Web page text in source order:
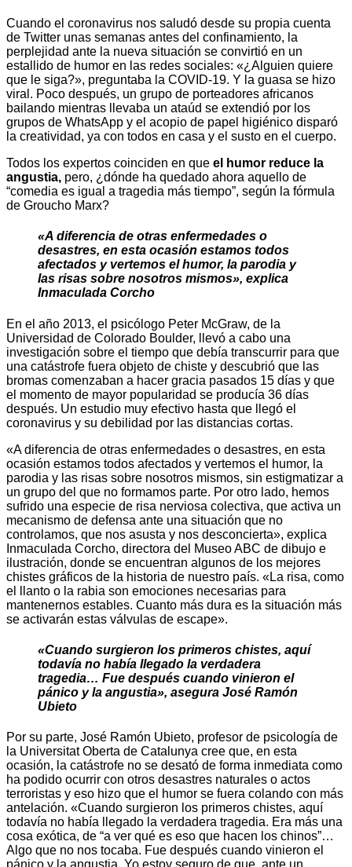
Cuando el coronavirus nos saludó desde su propia cuenta
de Twitter unas semanas antes del confinamiento, la
perplejidad ante la nueva situación se convirtió en un
estallido de humor en las redes sociales: «¿Alguien quiere
que le siga?», preguntaba la COVID-19. Y la guasa se hizo
viral. Poco después, un grupo de porteadores africanos
bailando mientras llevaba un ataúd se extendió por los
grupos de WhatsApp y el acopio de papel higiénico disparó
la creatividad, ya con todos en casa y el susto en el cuerpo.
Todos los expertos coinciden en que el humor reduce la
angustia, pero, ¿dónde ha quedado ahora aquello de
“comedia es igual a tragedia más tiempo”, según la fórmula
de Groucho Marx?
«A diferencia de otras enfermedades o
desastres, en esta ocasión estamos todos
afectados y vertemos el humor, la parodia y
las risas sobre nosotros mismos», explica
Inmaculada Corcho
En el año 2013, el psicólogo Peter McGraw, de la
Universidad de Colorado Boulder, llevó a cabo una
investigación sobre el tiempo que debía transcurrir para que
una catástrofe fuera objeto de chiste y descubrió que las
bromas comenzaban a hacer gracia pasados 15 días y que
el momento de mayor popularidad se producía 36 días
después. Un estudio muy efectivo hasta que llegó el
coronavirus y su debilidad por las distancias cortas.
«A diferencia de otras enfermedades o desastres, en esta
ocasión estamos todos afectados y vertemos el humor, la
parodia y las risas sobre nosotros mismos, sin estigmatizar a
un grupo del que no formamos parte. Por otro lado, hemos
sufrido una especie de risa nerviosa colectiva, que activa un
mecanismo de defensa ante una situación que no
controlamos, que nos asusta y nos desconcierta», explica
Inmaculada Corcho, directora del Museo ABC de dibujo e
ilustración, donde se encuentran algunos de los mejores
chistes gráficos de la historia de nuestro país. «La risa, como
el llanto o la rabia son emociones necesarias para
mantenernos estables. Cuanto más dura es la situación más
se activarán estas válvulas de escape».
«Cuando surgieron los primeros chistes, aquí
todavía no había llegado la verdadera
tragedia… Fue después cuando vinieron el
pánico y la angustia», asegura José Ramón
Ubieto
Por su parte, José Ramón Ubieto, profesor de psicología de
la Universitat Oberta de Catalunya cree que, en esta
ocasión, la catástrofe no se desató de forma inmediata como
ha podido ocurrir con otros desastres naturales o actos
terroristas y eso hizo que el humor se fuera colando con más
antelación. «Cuando surgieron los primeros chistes, aquí
todavía no había llegado la verdadera tragedia. Era más una
cosa exótica, de “a ver qué es eso que hacen los chinos”…
Algo que no nos tocaba. Fue después cuando vinieron el